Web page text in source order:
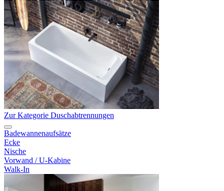
Zur Kategorie Duschabtrennungen
Badewannenaufsätze
Ecke
Nische
Vorwand / U-Kabine
Walk-In